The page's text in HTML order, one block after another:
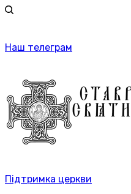
Наш телеграм
Підтримка церкви